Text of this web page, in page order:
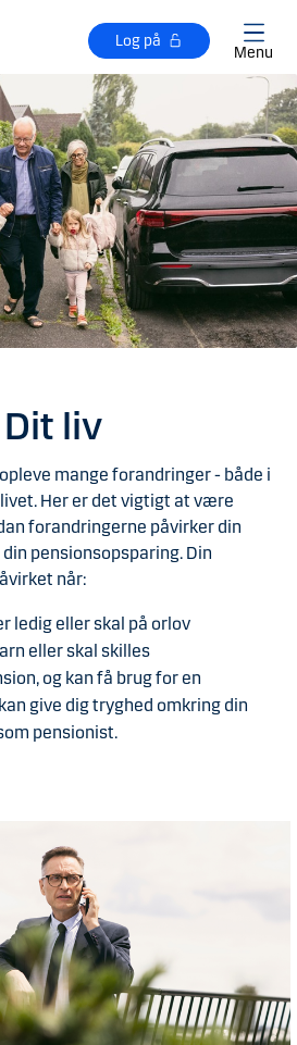
Log på
Menu
Dit liv
mange forandringer - både i
Her er det vigtigt at være
forandringerne påvirker din
pensionsopsparing. Din
når:
ledig eller skal på orlov
eller skal skilles
og kan få brug for en
give dig tryghed omkring din
pensionist.